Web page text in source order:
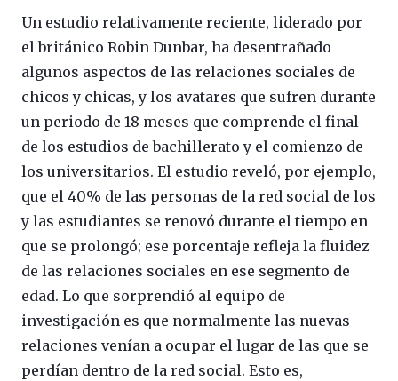
Un estudio relativamente reciente, liderado por
el británico Robin Dunbar, ha desentrañado
algunos aspectos de las relaciones sociales de
chicos y chicas, y los avatares que sufren durante
un periodo de 18 meses que comprende el final
de los estudios de bachillerato y el comienzo de
los universitarios. El estudio reveló, por ejemplo,
que el 40% de las personas de la red social de los
y las estudiantes se renovó durante el tiempo en
que se prolongó; ese porcentaje refleja la fluidez
de las relaciones sociales en ese segmento de
edad. Lo que sorprendió al equipo de
investigación es que normalmente las nuevas
relaciones venían a ocupar el lugar de las que se
perdían dentro de la red social. Esto es,